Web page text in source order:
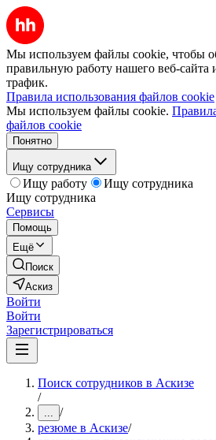
Мы используем файлы cookie, чтобы
правильную работу нашего веб-сайта
трафик.
Правила использования файлов cookie
Мы используем файлы cookie.
файлов cookie
Понятно
Ищу сотрудника
Ищу работу
Ищу сотрудника
Ищу сотрудника
Сервисы
Помощь
Ещё
Поиск
Аскиз
Войти
Войти
Зарегистрироваться
Поиск сотрудников в Аскизе
/
... /
резюме в Аскизе/